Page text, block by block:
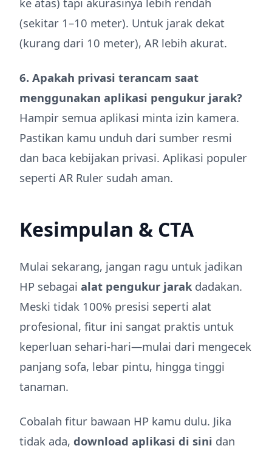
(sekitar 1–10 meter). Untuk jarak dekat
(kurang dari 10 meter), AR lebih akurat.
6. Apakah privasi terancam saat
menggunakan aplikasi pengukur jarak?
Hampir semua aplikasi minta izin kamera.
Pastikan kamu unduh dari sumber resmi
dan baca kebijakan privasi. Aplikasi populer
seperti AR Ruler sudah aman.
Kesimpulan & CTA
Mulai sekarang, jangan ragu untuk jadikan
HP sebagai alat pengukur jarak dadakan.
Meski tidak 100% presisi seperti alat
profesional, fitur ini sangat praktis untuk
keperluan sehari-hari—mulai dari mengecek
panjang sofa, lebar pintu, hingga tinggi
tanaman.
Cobalah fitur bawaan HP kamu dulu. Jika
tidak ada, download aplikasi di sini dan